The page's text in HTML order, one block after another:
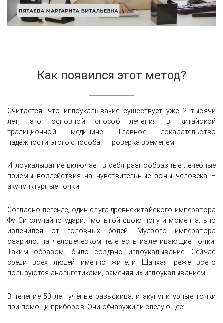
Как появился этот метод?
Считается, что иглоукалывание существует уже 2 тысячи
лет, это основной способ лечения в китайской
традиционной медицине. Главное доказательство
надёжности этого способа – проверка временем.
Иглоукалывание включает в себя разнообразные лечебные
приёмы воздействия на чувствительные зоны человека –
акупунктурные точки.
Согласно легенде, один слуга древнекитайского императора
Фу Си случайно ударил мотыгой свою ногу и моментально
излечился от головных болей. Мудрого императора
озарило: на человеческом теле есть излечивающие точки!
Таким образом, было создано иглоукалывание. Сейчас
среди всех людей именно жители Шанхая реже всего
пользуются анальгетиками, заменяя их иглоукалыванием.
В течение 50 лет учёные разыскивали акупунктурные точки
при помощи приборов. Они обнаружили следующее: